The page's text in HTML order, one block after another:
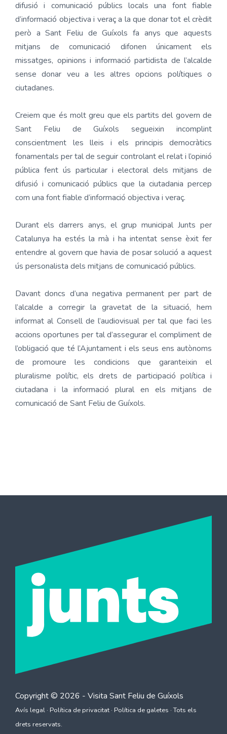
difusió i comunicació públics locals una font fiable
d’informació objectiva i veraç a la que donar tot el crèdit
però a Sant Feliu de Guíxols fa anys que aquests
mitjans de comunicació difonen únicament els
missatges, opinions i informació partidista de l’alcalde
sense donar veu a les altres opcions polítiques o
ciutadanes.
Creiem que és molt greu que els partits del govern de
Sant Feliu de Guíxols segueixin incomplint
conscientment les lleis i els principis democràtics
fonamentals per tal de seguir controlant el relat i l’opinió
pública fent ús particular i electoral dels mitjans de
difusió i comunicació públics que la ciutadania percep
com una font fiable d’informació objectiva i veraç.
Durant els darrers anys, el grup municipal Junts per
Catalunya ha estés la mà i ha intentat sense èxit fer
entendre al govern que havia de posar solució a aquest
ús personalista dels mitjans de comunicació públics.
Davant doncs d’una negativa permanent per part de
l’alcalde a corregir la gravetat de la situació, hem
informat al Consell de l’audiovisual per tal que faci les
accions oportunes per tal d’assegurar el compliment de
l’obligació que té l’Ajuntament i els seus ens autònoms
de promoure les condicions que garanteixin el
pluralisme polític, els drets de participació política i
ciutadana i la informació plural en els mitjans de
comunicació de Sant Feliu de Guíxols.
Copyright © 2026 - Visita Sant Feliu de Guíxols
Avís legal · Política de privacitat · Política de galetes · Tots els
drets reservats.